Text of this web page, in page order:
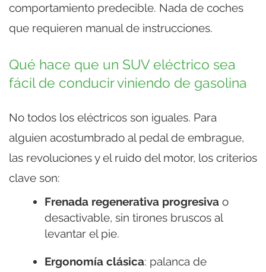
comportamiento predecible. Nada de coches
que requieren manual de instrucciones.
Qué hace que un SUV eléctrico sea
fácil de conducir viniendo de gasolina
No todos los eléctricos son iguales. Para
alguien acostumbrado al pedal de embrague,
las revoluciones y el ruido del motor, los criterios
clave son:
Frenada regenerativa progresiva o
desactivable, sin tirones bruscos al
levantar el pie.
Ergonomía clásica: palanca de